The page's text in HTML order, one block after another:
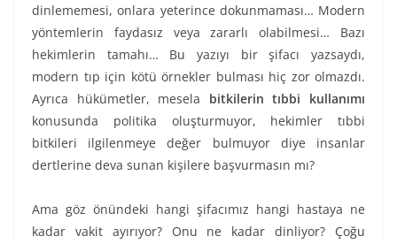
dinlememesi, onlara yeterince dokunmaması… Modern
yöntemlerin faydasız veya zararlı olabilmesi… Bazı
hekimlerin tamahı… Bu yazıyı bir şifacı yazsaydı,
modern tıp için kötü örnekler bulması hiç zor olmazdı.
Ayrıca hükümetler, mesela bitkilerin tıbbi kullanımı
konusunda politika oluşturmuyor, hekimler tıbbi
bitkileri ilgilenmeye değer bulmuyor diye insanlar
dertlerine deva sunan kişilere başvurmasın mı?
Ama göz önündeki hangi şifacımız hangi hastaya ne
kadar vakit ayırıyor? Onu ne kadar dinliyor? Çoğu